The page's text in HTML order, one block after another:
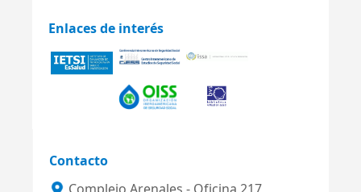
Enlaces de interés
Contacto